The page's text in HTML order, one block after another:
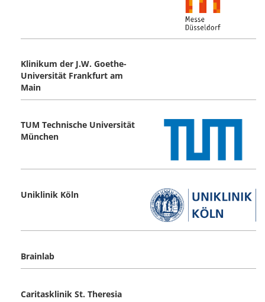
Klinikum der J.W. Goethe-
Universität Frankfurt am
Main
TUM Technische Universität
München
Uniklinik Köln
Brainlab
Caritasklinik St. Theresia